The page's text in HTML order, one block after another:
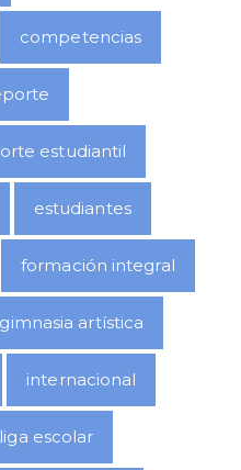
competencias
estudiantil
estudiantes
formación integral
gimnasia artística
internacional
liga escolar